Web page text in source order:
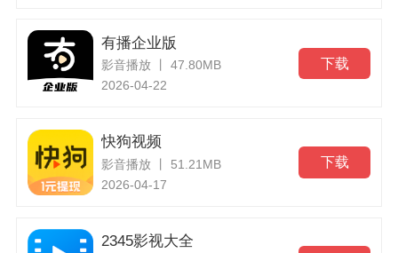
有播企业版
影音播放 丨 47.80MB
2026-04-22
下载
快狗视频
影音播放 丨 51.21MB
2026-04-17
下载
2345影视大全